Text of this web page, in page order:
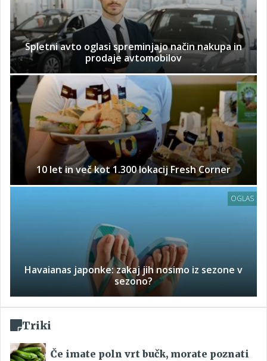
Spletni avto oglasi spreminjajo način nakupa in
prodaje avtomobilov
10 let in več kot 1.300 lokacij Fresh Corner
OGLAS
Havaianas japonke: zakaj jih nosimo iz sezone v
sezono?
Triki
Če imate poln vrt bučk, morate poznati